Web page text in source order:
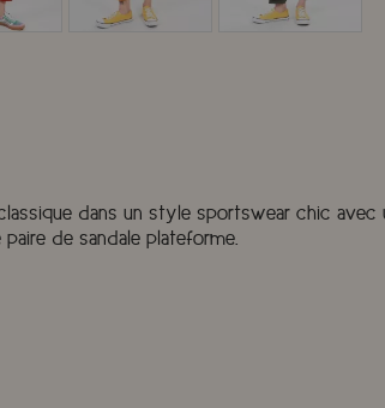
dans un style sportswear chic
de sandale plateforme.